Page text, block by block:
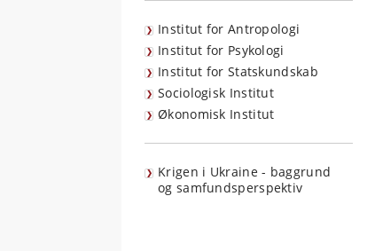
Institut for Antropologi
Institut for Psykologi
Institut for Statskundskab
Sociologisk Institut
Økonomisk Institut
Krigen i Ukraine - baggrund
og samfundsperspektiv